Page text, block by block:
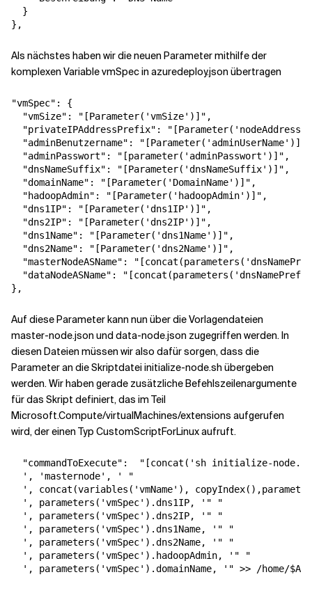
}
} ,
Als nächstes haben wir die neuen Parameter mithilfe der
komplexen Variable vmSpec in azuredeploy.json übertragen
"vmSpec" :
{
"vmSize" : "[Parameter('vmSize')]" ,
"privateIPAddressPrefix" :
"adminBenutzername" : "[Parameter('adminUserName')]"
"adminPasswort" : "[parameter('adminPasswort')]" ,
"dnsNameSuffix" : "[Parameter('dnsNameSuffix')]" ,
"domainName" : "[Parameter('DomainName')]" ,
"hadoopAdmin" : "[Parameter('hadoopAdmin')]" ,
"dns1IP" : "[Parameter('dns1IP')]" ,
"dns2IP" : "[Parameter('dns2IP')]" ,
"dns1Name" : "[Parameter('dns1Name')]" ,
"dns2Name" : "[Parameter('dns2Name')]" ,
"masterNodeASName" :
"dataNodeASName" :
} ,
Auf diese Parameter kann nun über die Vorlagendateien
master-node.json und data-node.json zugegriffen werden. In
diesen Dateien müssen wir also dafür sorgen, dass die
Parameter an die Skriptdatei initialize-node.sh übergeben
werden. Wir haben gerade zusätzliche Befehlszeilenargumente
für das Skript definiert, das im Teil
Microsoft.Compute/virtualMachines/extensions aufgerufen
wird, der einen Typ CustomScriptForLinux aufruft.
"commandToExecute" :
"[concat('sh initialize-node.sh
  ', 'masternode', ' "
', concat(variables('vmName'),
  ', parameters('vmSpec').dns1IP, '" "
  ', parameters('vmSpec').dns2IP, '" "
  ', parameters('vmSpec').dns1Name, '" "
  ', parameters('vmSpec').dns2Name, '" "
  ', parameters('vmSpec').hadoopAdmin, '" "
  ', parameters('vmSpec').domainName, '" >> /home/
$AD